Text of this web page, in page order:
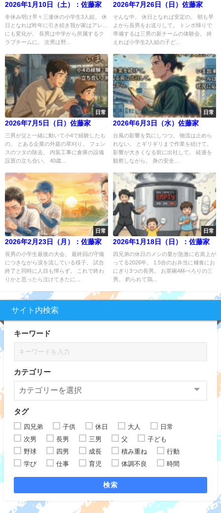
2026年1月10日（土）：佐藤家
冬休み明け早々三連休の小学生3人組。 休
日となれば昨年に引き続き我が家はアレ…
にも変化が。 長男は中学から所属するク
ラブチームに。 次男は野...
2026年7月26日（日）佐藤家
そんな中。 休日となれば安定の。 朝も早
よから長男をお送りして。 トンボ帰りで
準備するは三男の新チームの体験会。 終
えれば小学生2人組の子ど...
日常
2026年7月5日（日）佐藤家
三男が父と一緒に動いて小4で経験したも
の。 とある企業の外庭の草刈り。 フェン
スのツタの除去。 内装工事に倉庫の設備
設置の立ち合い。 40歳...
日常
2026年6月3日（水）佐藤家
台風の影響を気にしつつ。 物流は止めら
れない。 とギリギリまで作業を続けて。
影響が大きくなる前に出社して。 経過を
観察しながら。 身の安全...
日常
2026年2月23日（月）：佐藤家
長男の小学生最後の大会。 最終回の守備
につきながら涙を流している様子。 試合
終了と同時に人目も憚らず。 これで終わ
りかと思ったら泣けてきたに...
日常
2026年1月18日（日）：佐藤家
四兄弟の休日のメシの量が急激に右肩上が
ってる2026年。 1.5合のお弁当に補食にお
にぎり3つの長男。 お茶碗4杯ぺろりの三
男。 釣られて鶏...
サイト内検索
キーワード
カテゴリー
タグ
四兄弟 子供 休日 大人
日常
次男
長男 三男 父
子ども
野球
四男 成長 積み重ね
行動
学び
仕事 育児 体調不良 時間
検索